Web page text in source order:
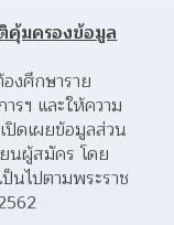
คุ้มครองข้อมูล
งศึกษาราย
รฯ และให้ความ
ปิดเผยข้อมูลส่วน
นผู้สมัคร โดย
นไปตามพระราช